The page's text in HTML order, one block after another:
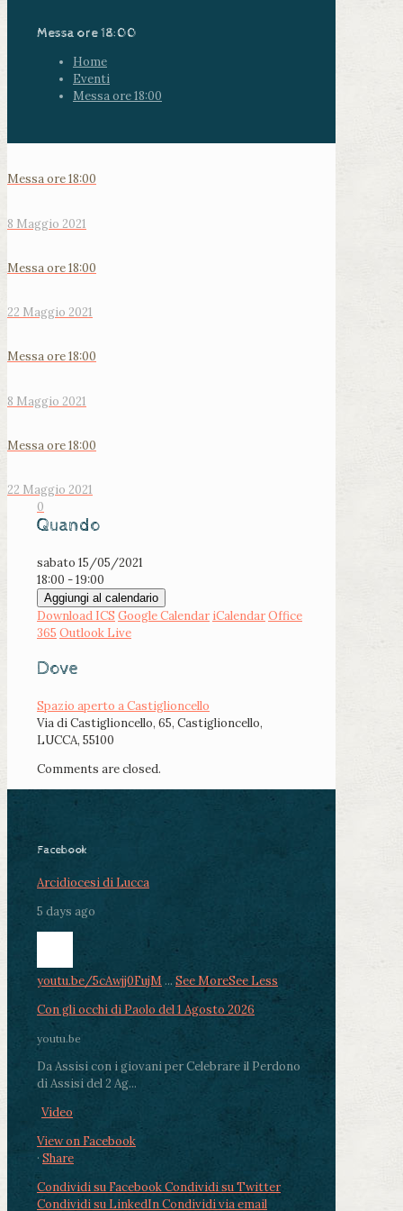
Messa ore 18:00
Home
Eventi
Messa ore 18:00
Messa ore 18:00
8 Maggio 2021
Messa ore 18:00
22 Maggio 2021
Messa ore 18:00
8 Maggio 2021
Messa ore 18:00
22 Maggio 2021
0
Quando
sabato 15/05/2021
18:00 - 19:00
Aggiungi al calendario
Download ICS Google Calendar iCalendarOffice
365 Outlook Live
Dove
Spazio aperto a Castiglioncello
Via di Castiglioncello, 65, Castiglioncello,
LUCCA, 55100
Comments are closed.
Facebook
Arcidiocesi di Lucca
5 days ago
youtu.be/5cAwjj0FujM ... See MoreSee Less
Con gli occhi di Paolo del 1 Agosto 2026
youtu.be
Da Assisi con i giovani per Celebrare il Perdono
di Assisi del 2 Ag...
Video
View on Facebook
· Share
Condividi su FacebookCondividi su Twitter
Condividi su LinkedInCondividi via email